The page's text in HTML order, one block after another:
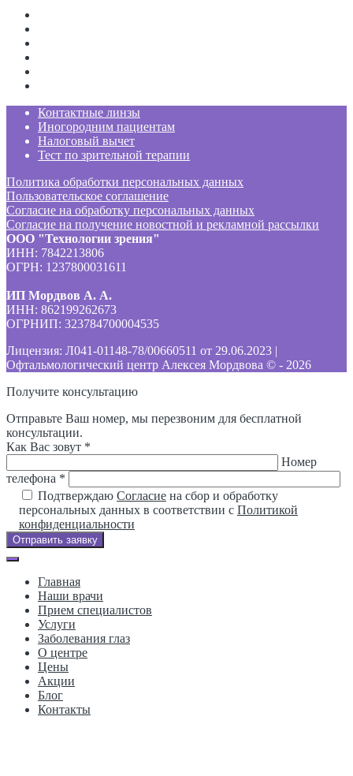
Контактные линзы
Иногородним пациентам
Налоговый вычет
Тест по зрительной терапии
Политика обработки персональных данных
Пользовательское соглашение
Согласие на обработку персональных данных
Согласие на получение новостной и рекламной рассылки
ООО "Технологии зрения"
ИНН: 7842213806
ОГРН: 1237800031611
ИП Мордвов А. А.
ИНН: 862199262673
ОГРНИП: 323784700004535
Лицензия: Л041-01148-78/00660511 от 29.06.2023 |
Офтальмологический центр Алексея Мордвова © - 2026
Получите консультацию
Отправьте Ваш номер, мы перезвоним для бесплатной
консультации.
Как Вас зовут *
Номер
телефона *
Подтверждаю Согласие на сбор и обработку
персональных данных в соответствии с Политикой
конфиденциальности
Отправить заявку
Главная
Наши врачи
Прием специалистов
Услуги
Заболевания глаз
О центре
Цены
Акции
Блог
Контакты